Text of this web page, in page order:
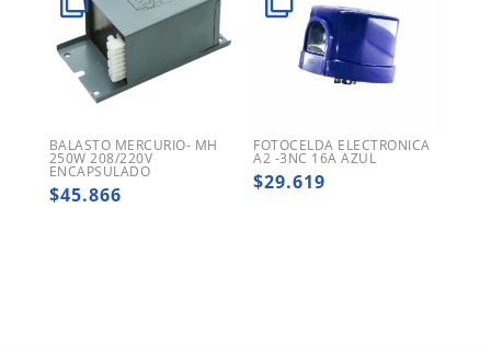
BALASTO MERCURIO- MH
250W 208/220V
ENCAPSULADO
$45.866
FOTOCELDA ELECTRONICA
A2 -3NC 16A AZUL
$29.619